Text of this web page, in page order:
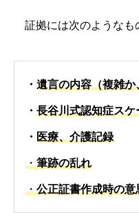
証拠には次のようなも
・ 遺言の内容（複雑か
・ 長谷川式認知症スケ
・ 医療、介護記録
・ 筆跡の乱れ
・ 公正証書作成時の